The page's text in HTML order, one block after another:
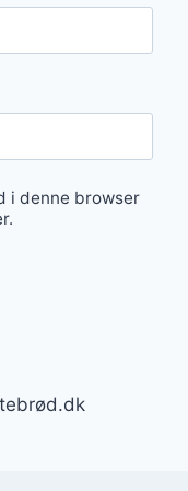
i denne browser